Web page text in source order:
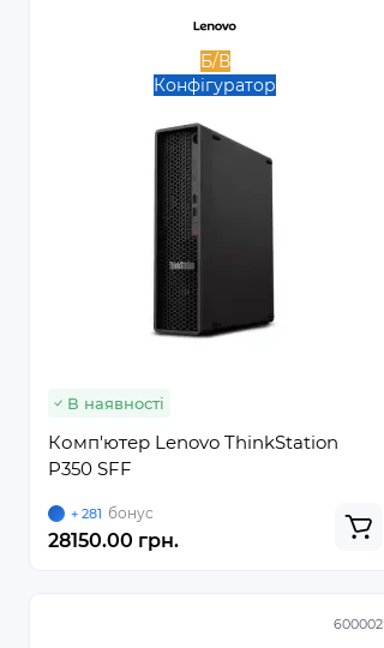
Б/В
Конфігуратор
В наявності
Комп'ютер Lenovo ThinkStation
P350 SFF
+ 281 бонус
28150.00 грн.
600002